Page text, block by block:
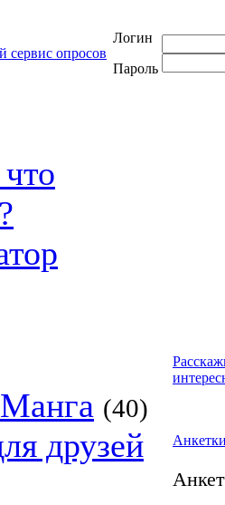
Логин
Пароль
(40)
друзей